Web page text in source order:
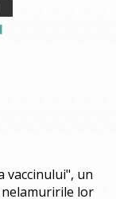
vaccinului", un
lor